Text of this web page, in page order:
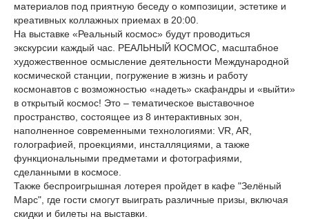
материалов под приятную беседу о композиции, эстетике и
креативных коллажных приемах в 20:00.
На выставке «Реальный космос» будут проводиться
экскурсии каждый час. РЕАЛЬНЫЙ КОСМОС, масштабное
художественное осмысление деятельности Международной
космической станции, погружение в жизнь и работу
космонавтов с возможностью «надеть» скафандры и «выйти»
в открытый космос! Это – тематическое выставочное
пространство, состоящее из 8 интерактивных зон,
наполненное современными технологиями: VR, AR,
голографией, проекциями, инсталляциями, а также
функциональными предметами и фотографиями,
сделанными в космосе.
Также беспроигрышная лотерея пройдет в кафе "Зелёный
Марс", где гости смогут выиграть различные призы, включая
скидки и билеты на выставки.